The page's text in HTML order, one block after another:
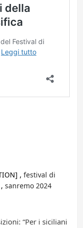
, festival di
sanremo 2024
“Per i siciliani